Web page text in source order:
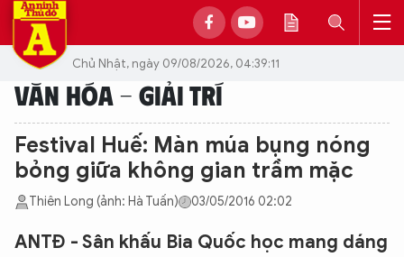
Chủ Nhật, ngày 09/08/2026, 04:39:11
VĂN HÓA - GIẢI TRÍ
Festival Huế: Màn múa bụng nóng
bỏng giữa không gian trầm mặc
Thiên Long (ảnh: Hà Tuấn) 03/05/2016 02:02
ANTĐ - Sân khấu Bia Quốc học mang dáng